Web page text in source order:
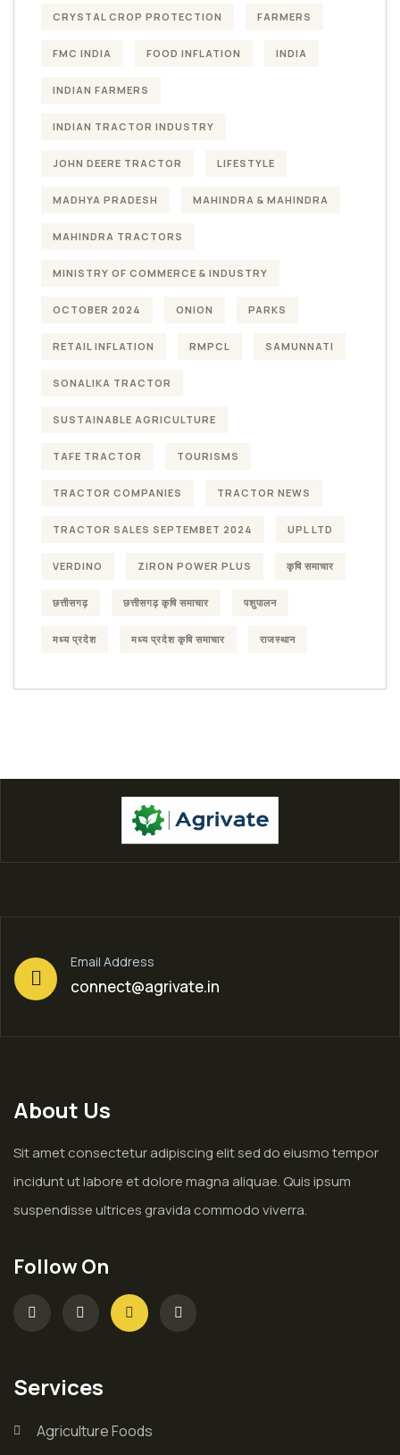
CRYSTAL CROP PROTECTION FARMERS
FMC INDIA FOOD INFLATION INDIA
INDIAN FARMERS
INDIAN TRACTOR INDUSTRY
JOHN DEERE TRACTOR LIFESTYLE
MADHYA PRADESH MAHINDRA & MAHINDRA
MAHINDRA TRACTORS
MINISTRY OF COMMERCE & INDUSTRY
OCTOBER 2024 ONION PARKS
RETAIL INFLATION RMPCL SAMUNNATI
SONALIKA TRACTOR
SUSTAINABLE AGRICULTURE
TAFE TRACTOR TOURISMS
TRACTOR COMPANIES TRACTOR NEWS
TRACTOR SALES SEPTEMBET 2024 UPL LTD
VERDINO ZIRON POWER PLUS कृषि समाचार
छत्तीसगढ़ छत्तीसगढ़ कृषि समाचार पशुपालन
मध्य प्रदेश मध्य प्रदेश कृषि समाचार राजस्थान
Email Address
connect@agrivate.in
About Us
Sit amet consectetur adipiscing elit sed do eiusmo tempor
incidunt ut labore et dolore magna aliquae. Quis ipsum
suspendisse ultrices gravida commodo viverra.
Follow On
Services
Agriculture Foods